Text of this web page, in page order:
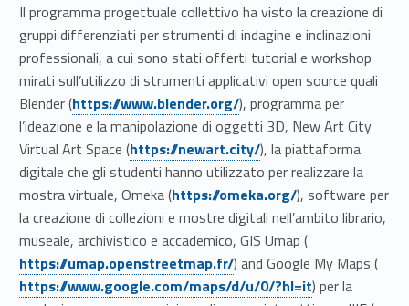
Il programma progettuale collettivo ha visto la creazione di
gruppi differenziati per strumenti di indagine e inclinazioni
professionali, a cui sono stati offerti tutorial e workshop
mirati sull’utilizzo di strumenti applicativi open source quali
Blender (Link identifier #identifier__68644-3
https://www.blender.org/), programma per
l’ideazione e la manipolazione di oggetti 3D, New Art City
Virtual Art Space (Link identifier #identifier__122810-4
https://newart.city/), la piattaforma
digitale che gli studenti hanno utilizzato per realizzare la
mostra virtuale, Omeka (Link identifier #identifier__164656-5
https://omeka.org/), software per
la creazione di collezioni e mostre digitali nell’ambito librario,
museale, archivistico e accademico, GIS Umap (Link identifier #identifier__87223-6
https://umap.openstreetmap.fr/) and Google My Maps (Link identifier #identifier__198236-7
https://www.google.com/maps/d/u/0/?hl=it) per la
Link identifier #identifier__21624-8